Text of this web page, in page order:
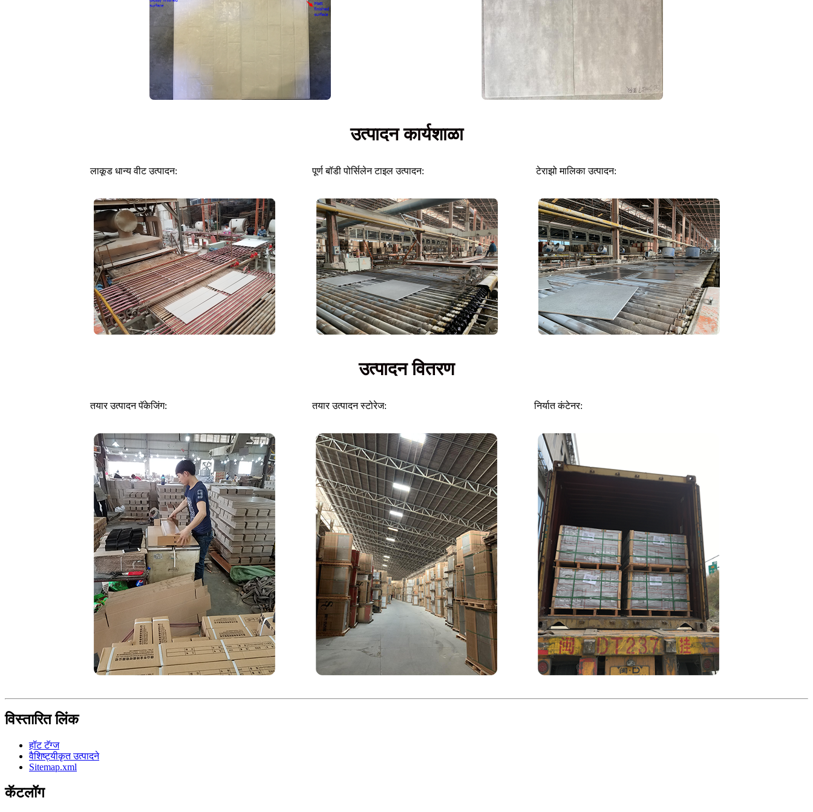
उत्पादन कार्यशाळा
लाकूड धान्य वीट उत्पादन: पूर्ण बॉडी पोर्सिलेन टाइल उत्पादन: टेराझो मालिका उत्पादन:
उत्पादन वितरण
तयार उत्पादन पॅकेजिंग: तयार उत्पादन स्टोरेज: निर्यात कंटेनर:
विस्तारित लिंक
हॉट टॅग्ज
वैशिष्ट्यीकृत उत्पादने
Sitemap.xml
कॅटलॉग